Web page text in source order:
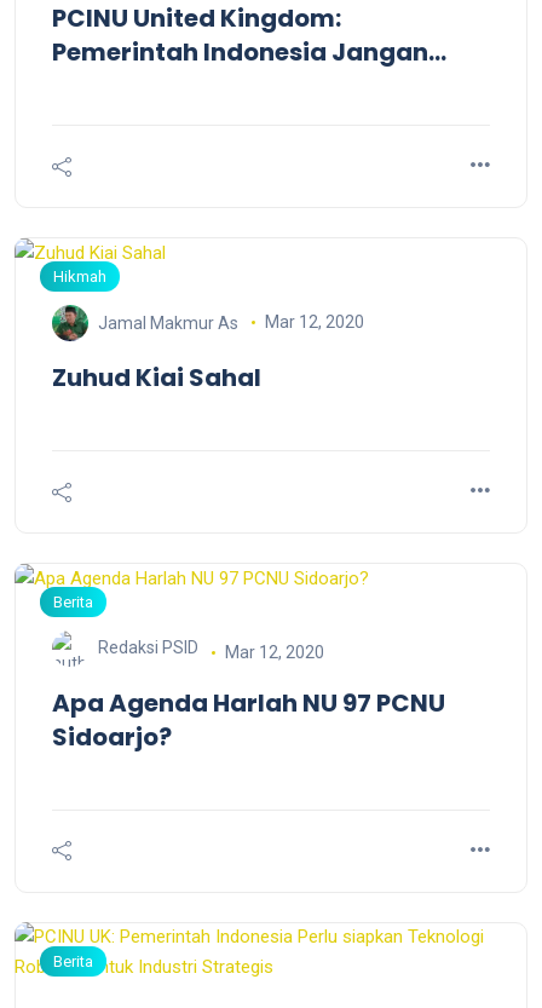
PCINU United Kingdom:
Pemerintah Indonesia Jangan
Hikmah
Jamal Makmur As Mar 12, 2020
Zuhud Kiai Sahal
Berita
Redaksi PSID Mar 12, 2020
Apa Agenda Harlah NU 97 PCNU
Sidoarjo?
Berita